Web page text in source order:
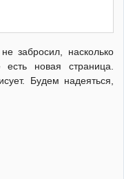
забросил, насколько
новая страница.
Будем надеяться,